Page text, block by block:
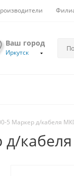
Ваш город
Иркутск
5 Маркер д/кабеля
д/